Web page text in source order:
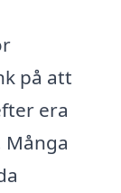
på att
era
Många